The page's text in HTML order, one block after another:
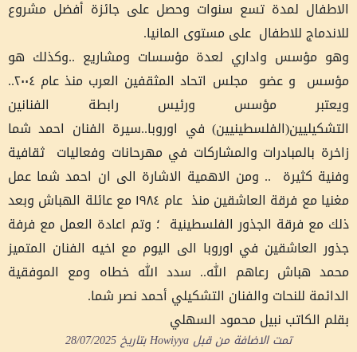
الاطفال لمدة تسع سنوات وحصل على جائزة أفضل مشروع
للاندماج للاطفال على مستوى المانيا.
وهو مؤسس واداري لعدة مؤسسات ومشاريع ..وكذلك هو
مؤسس و عضو مجلس اتحاد المثقفين العرب منذ عام ٢٠٠٤..
ويعتبر مؤسس ورئيس رابطة الفنانين
التشكيليين(الفلسطينيين) في اوروبا..سيرة الفنان احمد شما
زاخرة بالمبادرات والمشاركات في مهرحانات وفعاليات ثقافية
وفنية كثيرة .. ومن الاهمية الاشارة الى ان احمد شما عمل
مغنيا مع فرقة العاشقين منذ عام ١٩٨٤ مع عائلة الهباش وبعد
ذلك مع فرقة الجذور الفلسطينية ؛ وتم اعادة العمل مع فرفة
جذور العاشقين في اوروبا الى اليوم مع اخيه الفنان المتميز
محمد هباش رعاهم الله.. سدد الله خطاه ومع الموفقية
الدائمة للنحات والفنان التشكيلي أحمد نصر شما.
بقلم الكاتب نبيل محمود السهلي
تمت الاضافة من قبلHowiyyaبتاريخ28/07/2025